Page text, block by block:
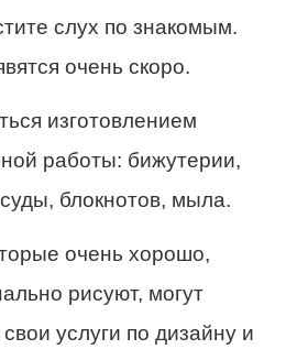
слух по знакомым.
очень скоро.
изготовлением
работы: бижутерии,
блокнотов, мыла.
очень хорошо,
рисуют, могут
услуги по дизайну и